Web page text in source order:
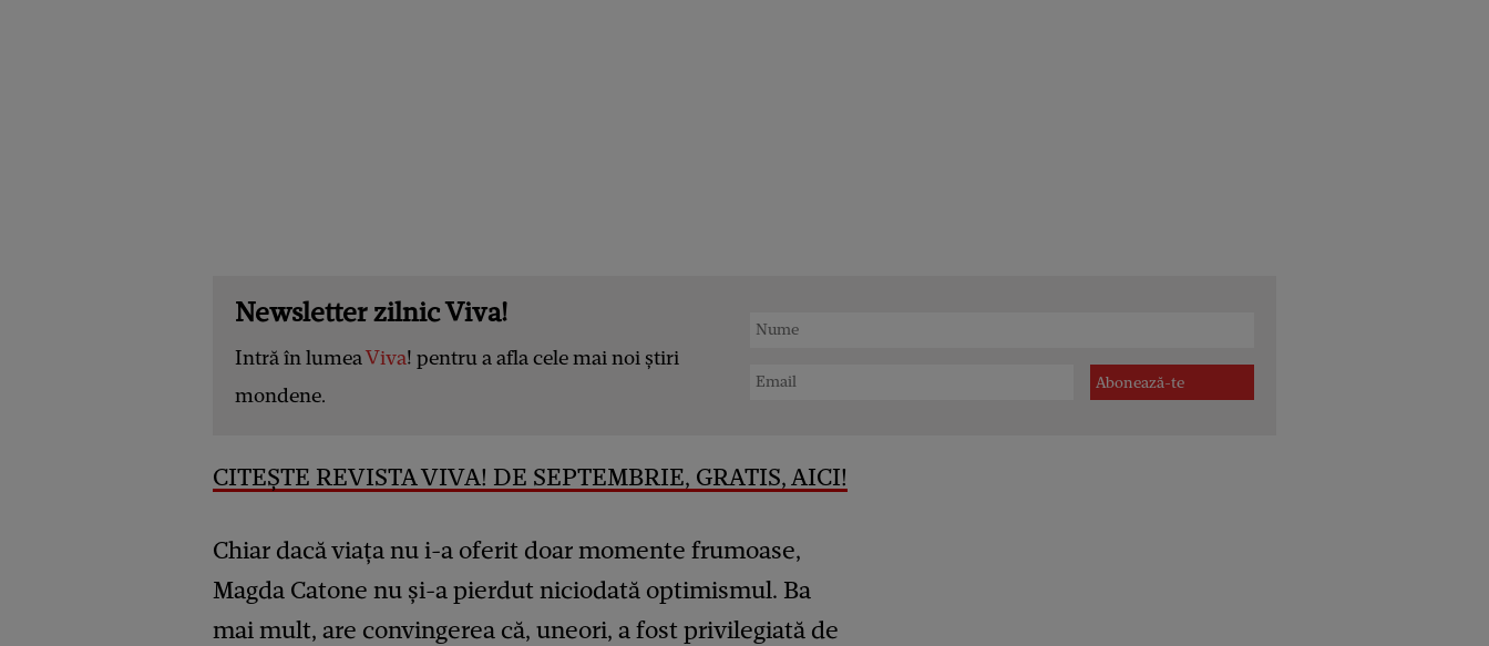
Newsletter zilnic Viva!
Intră în lumeaViva! pentru a afla cele mai noi știri
mondene.
CITEȘTE REVISTA VIVA! DE SEPTEMBRIE, GRATIS, AICI!
Chiar dacă viața nu i-a oferit doar momente frumoase,
Magda Catone nu și-a pierdut niciodată optimismul. Ba
mai mult, are convingerea că, uneori, a fost privilegiată de